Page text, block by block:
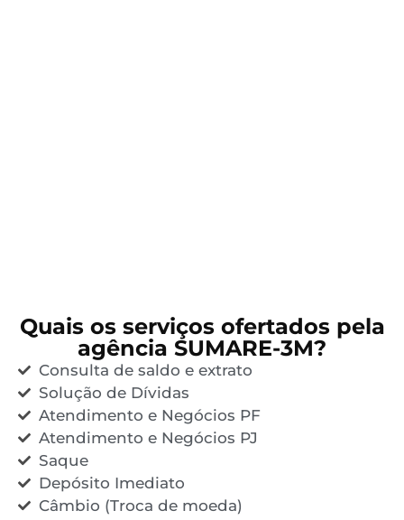
Quais os serviços ofertados pela
agência SUMARE-3M?
Consulta de saldo e extrato
Solução de Dívidas
Atendimento e Negócios PF
Atendimento e Negócios PJ
Saque
Depósito Imediato
Câmbio (Troca de moeda)